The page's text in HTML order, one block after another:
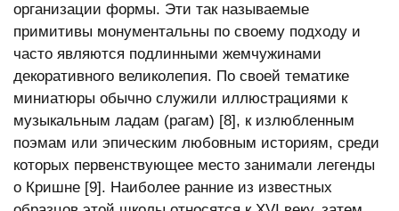
организации формы. Эти так называемые
примитивы монументальны по своему подходу и
часто являются подлинными жемчужинами
декоративного великолепия. По своей тематике
миниатюры обычно служили иллюстрациями к
музыкальным ладам (рагам) [8], к излюбленным
поэмам или эпическим любовным историям, среди
которых первенствующее место занимали легенды
о Кришне [9]. Наиболее ранние из известных